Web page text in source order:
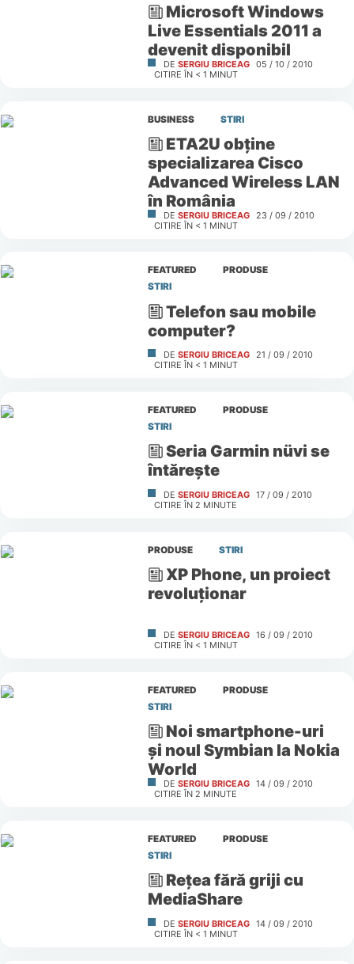
Microsoft Windows
Live Essentials 2011 a
devenit disponibil
DE SERGIU BRICEAG 05 / 10 / 2010
CITIRE ÎN < 1 MINUT
BUSINESS STIRI
ETA2U obţine
specializarea Cisco
Advanced Wireless LAN
în România
DE SERGIU BRICEAG
23 / 09 / 2010
CITIRE ÎN < 1 MINUT
FEATURED
PRODUSE
STIRI
Telefon sau mobile
computer?
DE SERGIU BRICEAG 21 / 09 / 2010
CITIRE ÎN < 1 MINUT
FEATURED
PRODUSE
STIRI
Seria Garmin nüvi se
întăreşte
DE SERGIU BRICEAG 17 / 09 / 2010
CITIRE ÎN 2 MINUTE
PRODUSE STIRI
XP Phone, un proiect
revoluţionar
DE SERGIU BRICEAG 16 / 09 / 2010
CITIRE ÎN < 1 MINUT
FEATURED
PRODUSE
STIRI
Noi smartphone-uri
şi noul Symbian la Nokia
World
DE SERGIU BRICEAG 14 / 09 / 2010
CITIRE ÎN 2 MINUTE
FEATURED
PRODUSE
STIRI
Reţea fără griji cu
MediaShare
DE SERGIU BRICEAG 14 / 09 / 2010
CITIRE ÎN < 1 MINUT